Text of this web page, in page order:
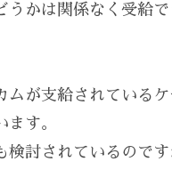
うかは関係なく受給
ムが支給されている
す。
検討されているので